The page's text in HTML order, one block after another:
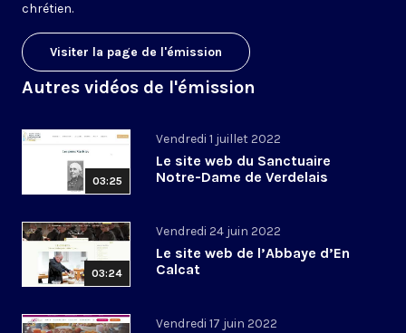
chrétien.
Visiter la page de l'émission
Autres vidéos de l'émission
03:25
Vendredi 1 juillet 2022
Le site web du Sanctuaire
Notre-Dame de Verdelais
03:24
Vendredi 24 juin 2022
Le site web de l’Abbaye d’En
Calcat
Vendredi 17 juin 2022